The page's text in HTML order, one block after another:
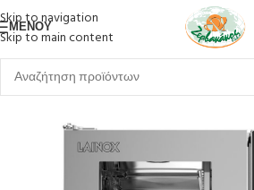
Skip to navigation
Skip to main content
ΜΕΝΟΎ